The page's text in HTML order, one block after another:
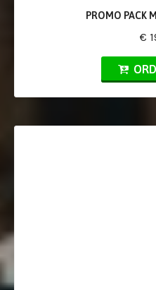
PROMO PACK
€